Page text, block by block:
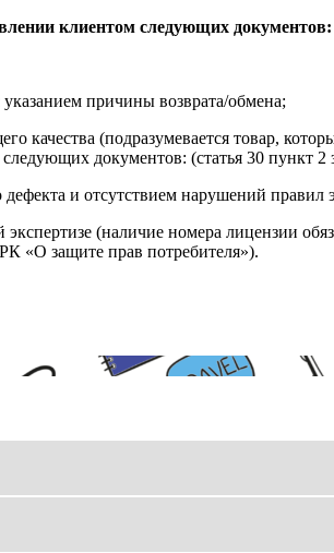
клиентом следующих документов:
причины возврата/обмена;
качества (подразумевается товар,
документов: (статья 30 пункт
и отсутствием нарушений правил
(наличие номера лицензии
«О защите прав потребителя»).